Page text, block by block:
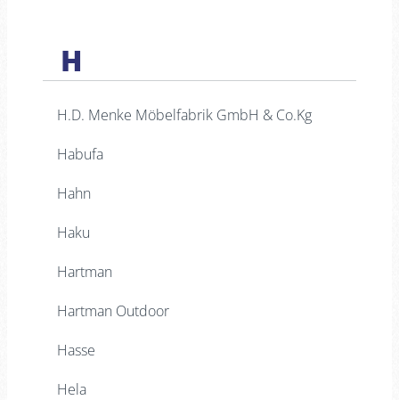
H
H.D. Menke Möbelfabrik GmbH & Co.Kg
Habufa
Hahn
Haku
Hartman
Hartman Outdoor
Hasse
Hela